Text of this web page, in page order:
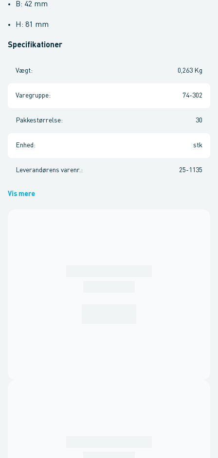
B: 42 mm
H: 81 mm
Specifikationer
Vægt: 0,263 Kg
Varegruppe: 74-302
Pakkestørrelse: 30
Enhed : stk
Leverandørens varenr. : 25-1135
Vis mere